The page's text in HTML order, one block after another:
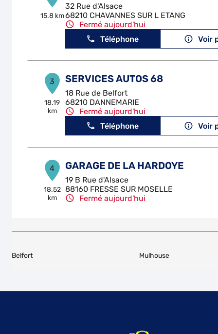
15.8 km
32 Rue d'Alsace
68210 CHAVANNES SUR L ETANG
Fermé aujourd'hui
Téléphone
Voir
3
18.19
km
SERVICES AUTOS 68
18 Rue de Belfort
68210 DANNEMARIE
Fermé aujourd'hui
Téléphone
Voir
4
18.52
km
GARAGE DE LA HARDOYE
19 B Rue d'Alsace
88160 FRESSE SUR MOSELLE
Fermé aujourd'hui
CARROSSERIE ULTIME 68
Belfort Mulhouse